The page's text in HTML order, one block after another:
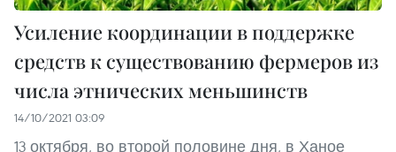
Усиление координации в поддержке
средств к существованию фермеров из
числа этнических меньшинств
14/10/2021 03:09
13 октября, во второй половине дня, в Ханое